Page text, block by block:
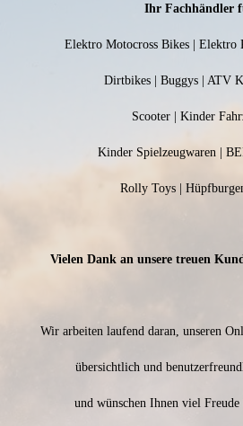
Ihr Fachhändler
Elektro Motocross Bikes | Elektro
Dirtbikes | Buggys | ATV
Scooter | Kinder
Kinder Spielzeugwaren |
Rolly Toys |
Vielen Dank an unsere treuen
Wir arbeiten laufend daran, unseren
übersichtlich und
und wünschen Ihnen viel